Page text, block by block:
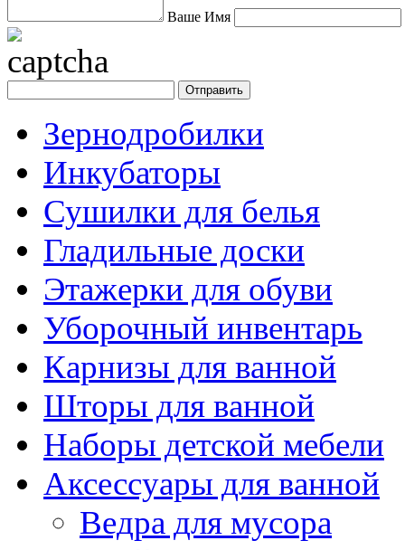
Ваше Имя
Зернодробилки
Инкубаторы
Сушилки для белья
Гладильные доски
Этажерки для обуви
Уборочный инвентарь
Карнизы для ванной
Шторы для ванной
Наборы детской мебели
Аксессуары для ванной
Ведра для мусора